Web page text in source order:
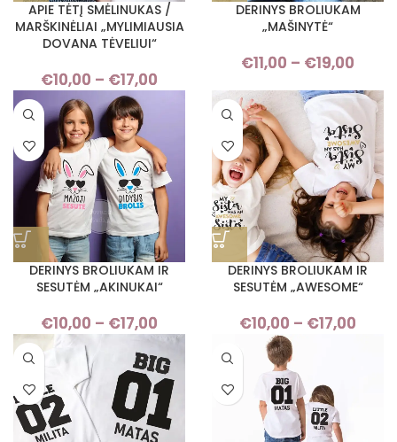
APIE TĖTĮ SMĖLINUKAS /
MARŠKINĖLIAI „MYLIMIAUSIA
DOVANA TĖVELIUI“
€10,00 – €17,00
€17,00
DERINYS BROLIUKAM
„MAŠINYTĖ“
€11,00 – €19,00
DERINYS BROLIUKAM IR
SESUTĖM „AKINUKAI“
€10,00 – €17,00
range:
€10,00
through
€17,00
DERINYS BROLIUKAM IR
SESUTĖM „AWESOME“
€10,00 – €17,00